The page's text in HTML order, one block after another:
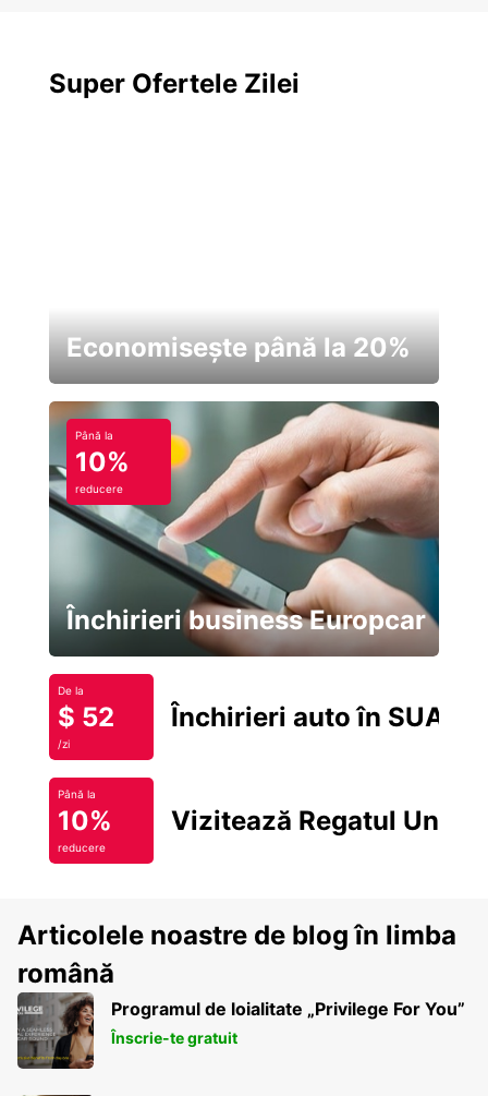
Super Ofertele Zilei
Economisește până la 20%
Până la
10%
reducere
Închirieri business Europcar
De la
$ 52
/zi
Închirieri auto în SUA
Până la
10%
reducere
Vizitează Regatul Unit
Articolele noastre de blog în limba
română
Programul de loialitate „Privilege For You”
Înscrie-te gratuit